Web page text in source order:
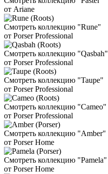
от Ariane
Смотреть коллекцию "Rune"
от Porser Professional
Смотреть коллекцию "Qasbah"
от Porser Professional
Смотреть коллекцию "Taupe"
от Porser Professional
Смотреть коллекцию "Cameo"
от Porser Professional
Смотреть коллекцию "Amber"
от Porser Home
Смотреть коллекцию "Pamela"
от Porser Home